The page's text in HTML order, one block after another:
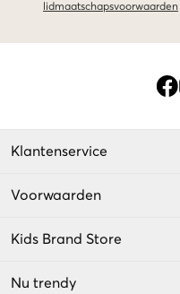
lidmaatschapsvoorwaarden
Klantenservice
Voorwaarden
Kids Brand Store
Nu trendy